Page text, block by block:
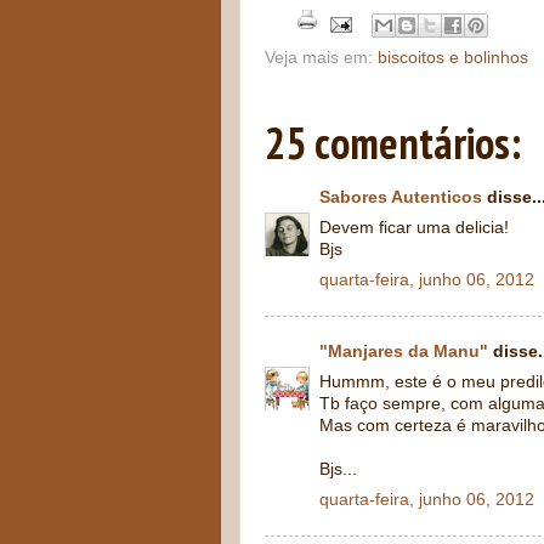
Veja mais em: biscoitos e bolinhos
25 comentários:
Sabores Autenticos disse...
Devem ficar uma delicia!
Bjs
quarta-feira, junho 06, 2012
"Manjares da Manu"
Hummm, este é o meu
Tb faço sempre, com
Mas com certeza é
Bjs...
quarta-feira, junho 06, 2012